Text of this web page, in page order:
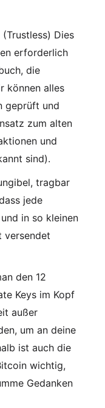
Dies
erforderlich
die
können alles
geprüft und
zum alten
und
sind).
tragbar
jede
in so kleinen
versendet
den 12
Keys im Kopf
außer
um an deine
ist auch die
wichtig,
Gedanken